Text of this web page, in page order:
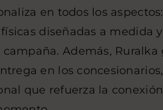
en todos los
diseñadas a medida
Además, Ruralka
en los
que refuerza la